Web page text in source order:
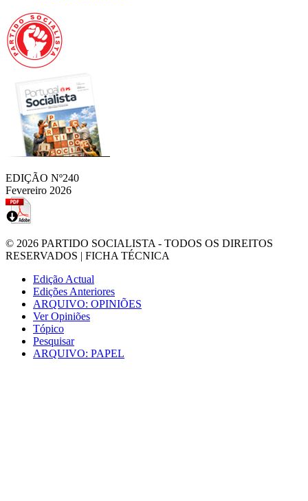
EDIÇÃO Nº240
Fevereiro 2026
© 2026 PARTIDO SOCIALISTA - TODOS OS DIREITOS
RESERVADOS | FICHA TÉCNICA
Edição Actual
Edições Anteriores
ARQUIVO: OPINIÕES
Ver Opiniões
Tópico
Pesquisar
ARQUIVO: PAPEL